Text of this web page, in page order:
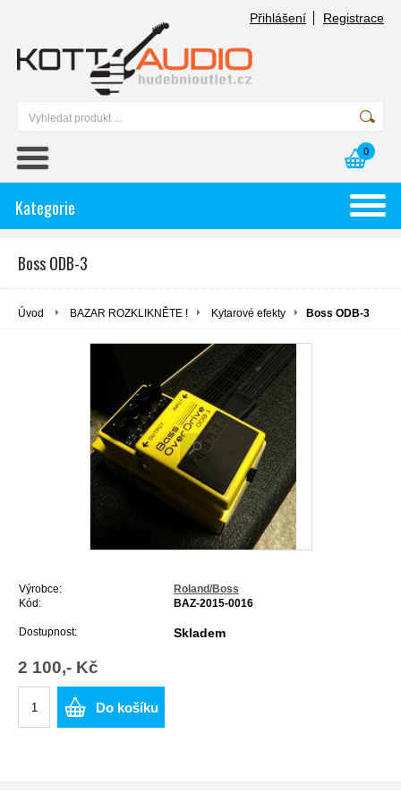
Přihlášení Registrace
0
Kategorie
Boss ODB-3
Úvod BAZAR ROZKLIKNĚTE ! Kytarové efekty Boss ODB-3
Výrobce:
Roland/Boss
Kód:
BAZ-2015-0016
Dostupnost: Skladem
2 100,- Kč
Do košíku